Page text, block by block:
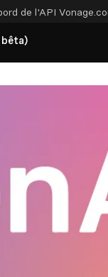
de l'API